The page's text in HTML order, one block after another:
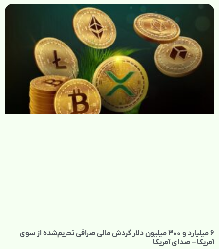
۶ میلیارد و ۳۰۰ میلیون دلار گردش مالی صرافی تحریم‌شده از سوی
آمریکا – صدای آمریکا